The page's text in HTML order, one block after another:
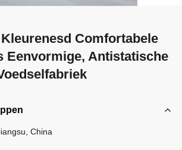
Comfortabele
Eenvormige, Antistatische
China